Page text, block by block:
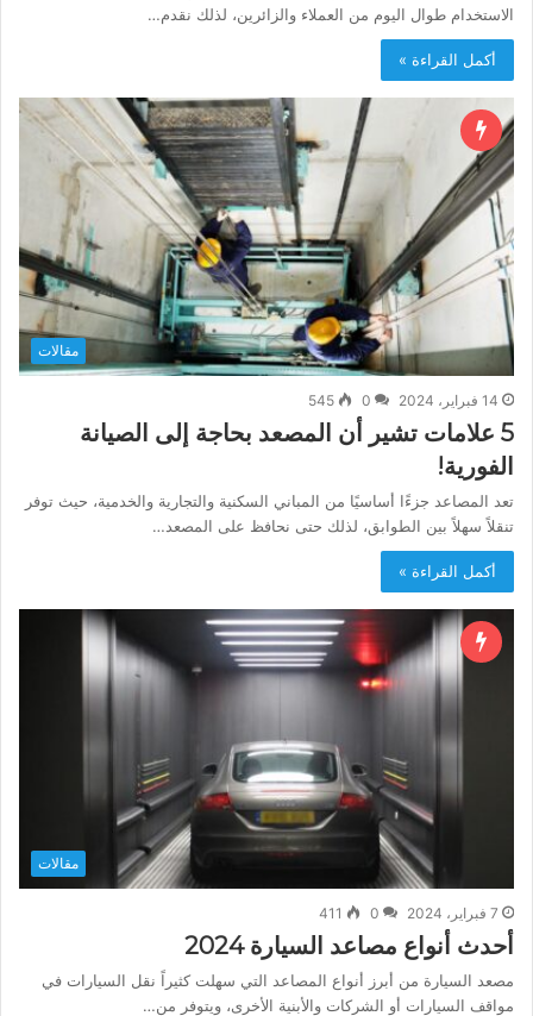
الاستخدام طوال اليوم من العملاء والزائرين، لذلك نقدم…
أكمل القراءة »
مقالات
14 فبراير، 2024 0
545
5 علامات تشير أن المصعد بحاجة إلى الصيانة
الفورية!
تعد المصاعد جزءًا أساسيًا من المباني السكنية والتجارية والخدمية، حيث توفر
تنقلاً سهلاً بين الطوابق، لذلك حتى نحافظ على المصعد…
أكمل القراءة »
مقالات
7 فبراير، 2024 0
411
أحدث أنواع مصاعد السيارة 2024
مصعد السيارة من أبرز أنواع المصاعد التي سهلت كثيراً نقل السيارات في
مواقف السيارات أو الشركات والأبنية الأخرى، ويتوفر من…